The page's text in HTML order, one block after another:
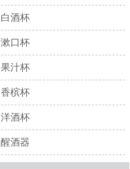
白酒杯
漱口杯
果汁杯
香槟杯
洋酒杯
醒酒器
客房用品-希尔顿酒店